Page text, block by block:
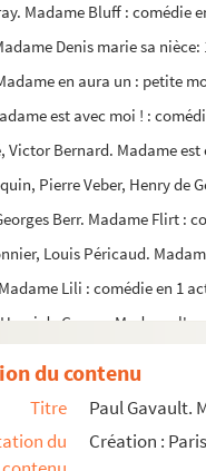
Madame Bluff : comédie
Denis marie sa nièce:
en aura un : petite
est avec moi ! :
Victor Bernard. Madame
Pierre Veber, Henry de
Berr. Madame Flirt :
Louis Péricaud.
Lili : comédie en 1
de Gorsse. Madame
Madelon : comédie en 4
du contenu
Titre
Paul Gavault.
du
Création :